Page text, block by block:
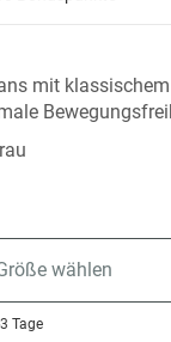
mit
wählen
Tage